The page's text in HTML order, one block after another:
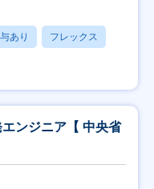
あり フレックス
エンジニア【 中央省